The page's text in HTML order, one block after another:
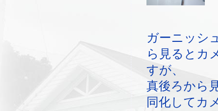
ガーニッシ
ら見るとカ
すが、
真後ろから
同化してカ